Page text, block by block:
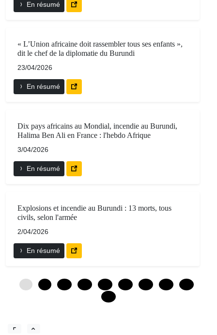
En résumé
« L’Union africaine doit rassembler tous ses enfants »,
dit le chef de la diplomatie du Burundi
23/04/2026
En résumé
Dix pays africains au Mondial, incendie au Burundi,
Halima Ben Ali en France : l'hebdo Afrique
3/04/2026
En résumé
Explosions et incendie au Burundi : 13 morts, tous
civils, selon l'armée
2/04/2026
En résumé